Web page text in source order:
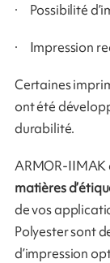
· Possibilité
· Impression
Certaines
ont été
durabilité.
ARMOR-IIMAK
matières
de vos
Polyester sont
d’impression